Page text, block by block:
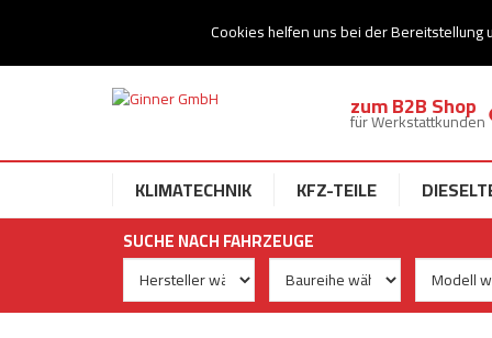
Cookies helfen uns bei der Bereitstellung
Ihr Speziallist für Dieseltechnik
zum B2B Shop
für Werkstattkunden
KLIMATECHNIK KFZ-TEILE
SUCHE NACH FAHRZEUGE